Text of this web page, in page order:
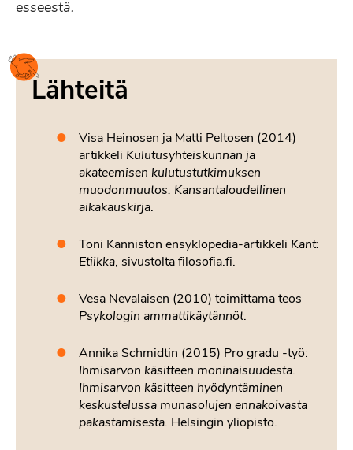
esseestä.
Lähteitä
Visa Heinosen ja Matti Peltosen (2014)
artikkeli Kulutusyhteiskunnan ja
akateemisen kulutustutkimuksen
muodonmuutos. Kansantaloudellinen
aikakauskirja.
Toni Kanniston ensyklopedia-artikkeli Kant:
Etiikka, sivustolta filosofia.fi.
Vesa Nevalaisen (2010) toimittama teos
Psykologin ammattikäytännöt.
Annika Schmidtin (2015) Pro gradu -työ:
Ihmisarvon käsitteen moninaisuudesta.
Ihmisarvon käsitteen hyödyntäminen
keskustelussa munasolujen ennakoivasta
pakastamisesta. Helsingin yliopisto.